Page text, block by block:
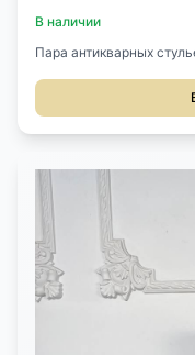
В наличии
Пара антикварных
дерева.Размер